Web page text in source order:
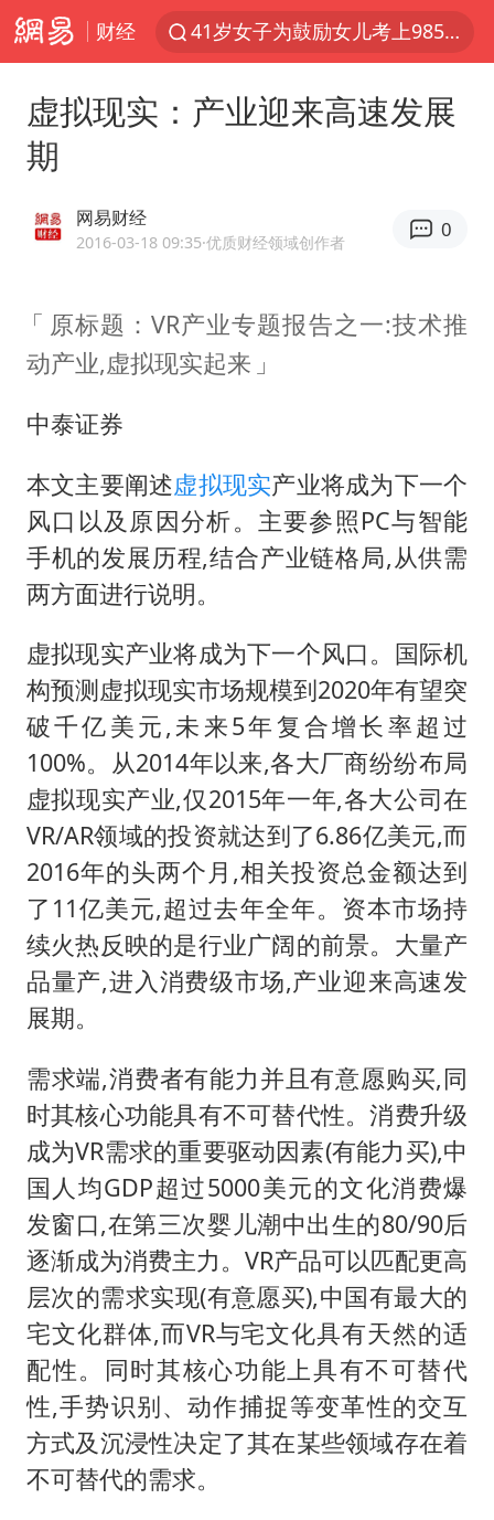
财经
41岁女子为鼓励女儿考上985研究生
24小时不关空调 电费反而更低？
“事业单位招聘不是人情买卖”
南大数院院长疑辞职信里写不想干了
美国退回1000亿美元关税
新华社权威快报|我国编制完成新版全月地质图
知识产权强国建设驶入“快车道”
要给全体职工“应休尽休”的底气
中国经济展现强大韧性和活力
虚拟现实：产业迎来高速发展
期
网易财经
2016-03-18 09:35·优质财经领域创作者
0
原标题：VR产业专题报告之一:技术推
动产业,虚拟现实起来
中泰证券
本文主要阐述虚拟现实产业将成为下一个
风口以及原因分析。主要参照PC与智能
手机的发展历程,结合产业链格局,从供需
两方面进行说明。
虚拟现实产业将成为下一个风口。国际机
构预测虚拟现实市场规模到2020年有望突
破千亿美元,未来5年复合增长率超过
100%。从2014年以来,各大厂商纷纷布局
虚拟现实产业,仅2015年一年,各大公司在
VR/AR领域的投资就达到了6.86亿美元,而
2016年的头两个月,相关投资总金额达到
了11亿美元,超过去年全年。资本市场持
续火热反映的是行业广阔的前景。大量产
品量产,进入消费级市场,产业迎来高速发
展期。
需求端,消费者有能力并且有意愿购买,同
时其核心功能具有不可替代性。消费升级
成为VR需求的重要驱动因素(有能力买),中
国人均GDP超过5000美元的文化消费爆
发窗口,在第三次婴儿潮中出生的80/90后
逐渐成为消费主力。VR产品可以匹配更高
层次的需求实现(有意愿买),中国有最大的
宅文化群体,而VR与宅文化具有天然的适
配性。同时其核心功能上具有不可替代
性,手势识别、动作捕捉等变革性的交互
方式及沉浸性决定了其在某些领域存在着
不可替代的需求。